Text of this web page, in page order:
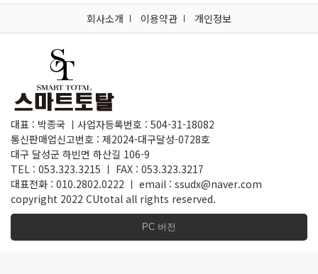
회사소개 이용약관 개인정보
대표 : 박종국 ㅣ사업자등록번호 : 504-31-18082
통신판매업신고번호 : 제2024-대구달성-0728호
대구 달성군 하빈면 하산길 106-9
TEL : 053.323.3215 ㅣ FAX : 053.323.3217
대표전화 : 010.2802.0222 ㅣ email : ssudx@naver.com
copyright 2022 CUtotal all rights reserved.
PC 버전